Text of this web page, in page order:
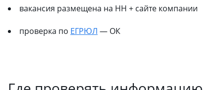
вакансия размещена на HH + сайте компании
проверка по ЕГРЮЛ — ОК